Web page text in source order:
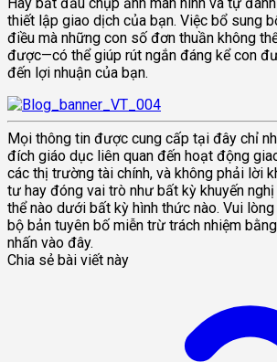
thiết lập giao dịch của bạn. Việc bổ sung
điều mà những con số đơn thuần không
được—có thể giúp rút ngắn đáng kể con
đến lợi nhuận của bạn.
Mọi thông tin được cung cấp tại đây chỉ
đích giáo dục liên quan đến hoạt động
các thị trường tài chính, và không phải lời
tư hay đóng vai trò như bất kỳ khuyến
thể nào dưới bất kỳ hình thức nào. Vui
bộ bản tuyên bố miễn trừ trách nhiệm
nhấn vào đây.
Chia sẻ bài viết này